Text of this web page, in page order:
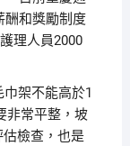
酬和獎勵制度
理人員2000
架不能高於1
非常平整，坡
估檢查，也是